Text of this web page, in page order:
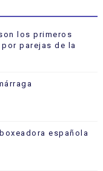
los primeros
parejas de la
española